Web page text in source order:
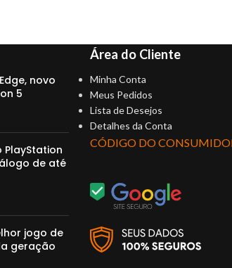
novo
5
PlayStation
de até
jogo de
geração
Área do Cliente
Minha Conta
Meus Pedidos
Lista de Desejos
Detalhes da Conta
CÓDIGO DO